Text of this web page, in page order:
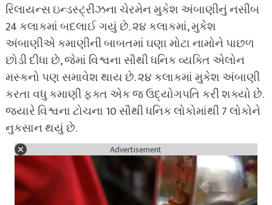
રિલાયન્સ ઇન્ડસ્ટ્રીઝના ચેરમેન મુકેશ અંબાણીનું નસીબ
24 કલાકમાં બદલાઈ ગયું છે. ૨૪ કલાકમાં, મુકેશ
અંબાણીએ કમાણીની બાબતમાં ઘણા મોટા નામોને પાછળ
છોડી દીધા છે, જેમાં વિશ્વના સૌથી ધનિક વ્યક્તિ એલોન
મસ્કનો પણ સમાવેશ થાય છે. ૨૪ કલાકમાં મુકેશ અંબાણી
કરતા વધુ કમાણી ફક્ત એક જ ઉદ્યોગપતિ કરી શક્યો છે.
જ્યારે વિશ્વના ટોચના 10 સૌથી ધનિક લોકોમાંથી 7 લોકોને
નુકસાન થયું છે.
Advertisement